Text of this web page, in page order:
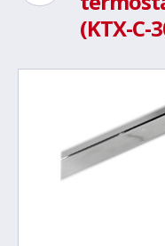
(KTX-C-